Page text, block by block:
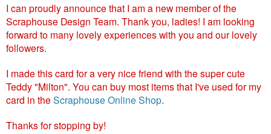
I can proudly announce that I am a new member of the
Scraphouse Design Team. Thank you, ladies! I am looking
forward to many lovely experiences with you and our lovely
followers.
I made this card for a very nice friend with the super cute
Teddy "Milton". You can buy most items that I've used for my
card in the Scraphouse Online Shop.
Thanks for stopping by!